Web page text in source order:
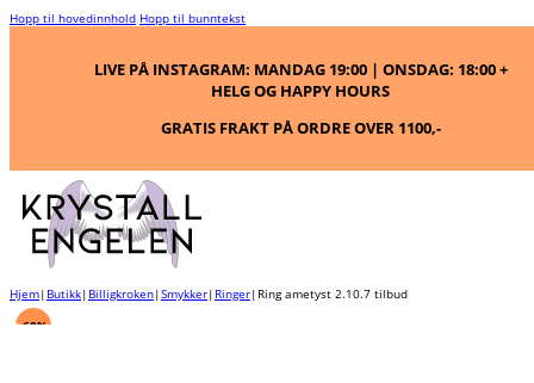
Hopp til hovedinnhold Hopp til bunntekst
LIVE PÅ INSTAGRAM: MANDAG 19:00 | ONSDAG: 18:00 +
HELG OG HAPPY HOURS
GRATIS FRAKT PÅ ORDRE OVER 1100,-
Hjem| Butikk| Billigkroken|Smykker| Ringer| Ring ametyst 2.10.7 tilbud
-60%